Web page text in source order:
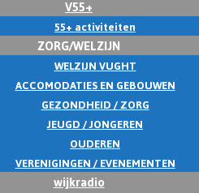
V55+
55+ activiteiten
ZORG/WELZIJN
WELZIJN VUGHT
ACCOMODATIES EN GEBOUWEN
GEZONDHEID / ZORG
JEUGD / JONGEREN
OUDEREN
VERENIGINGEN / EVENEMENTEN
wijkradio